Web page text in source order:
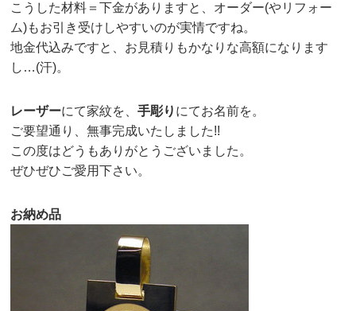
こうした材料＝下金がありますと、オーダー(やリフォー
ム)もお引き受けしやすいのが実情ですね。
地金代込みですと、お見積りもかなりな高額になります
し…(汗)。
レーザーにて家紋を、 手彫り にてお名前を。
ご要望通り、無事完成いたしました!!
この度はどうもありがとうございました。
ぜひぜひご愛用下さい。
お納め品